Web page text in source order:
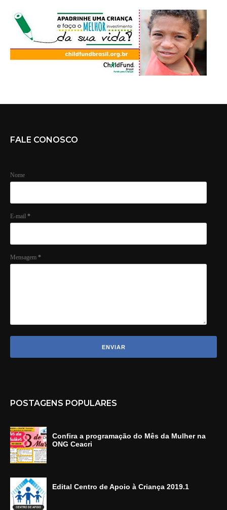
FALE CONOSCO
Nome
E-mail *
Mensagem *
POSTAGENS POPULARES
Confira a programação do Mês da Mulher na
ONG Ceacri
Edital Centro de Apoio à Criança 2019.1